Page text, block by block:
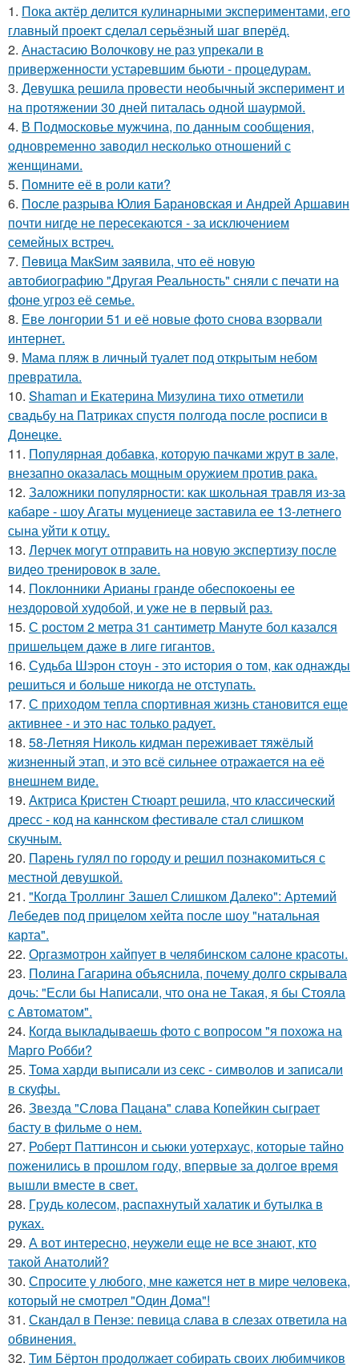
1. Пока актёр делится кулинарными экспериментами, его
главный проект сделал серьёзный шаг вперёд.
2. Анастасию Волочкову не раз упрекали в
приверженности устаревшим бьюти - процедурам.
3. Девушка решила провести необычный эксперимент и
на протяжении 30 дней питалась одной шаурмой.
4. В Подмосковье мужчина, по данным сообщения,
одновременно заводил несколько отношений с
женщинами.
5. Помните её в роли кати?
6. После разрыва Юлия Барановская и Андрей Аршавин
почти нигде не пересекаются - за исключением
семейных встреч.
7. Пeвица MакSим заявила, что её новую
автобиографию "Другая Реальность" сняли с печати на
фоне угроз её семье.
8. Еве лонгории 51 и её новые фото снова взорвали
интернет.
9. Мама пляж в личный туалет под открытым небом
превратила.
10. Shaman и Екатерина Мизулина тихо отметили
свадьбу на Патриках спустя полгода после росписи в
Донецке.
11. Популярная добавка, которую пачками жрут в зале,
внезапно оказалась мощным оружием против рака.
12. Заложники популярности: как школьная травля из-за
кабаре - шоу Агаты муцениеце заставила ее 13-летнего
сына уйти к отцу.
13. Лерчек могут отправить на новую экспертизу после
видео тренировок в зале.
14. Поклонники Арианы гранде обеспокоены ее
нездоровой худобой, и уже не в первый раз.
15. С ростом 2 метра 31 сантиметр Мануте бол казался
пришельцем даже в лиге гигантов.
16. Судьба Шэрон стоун - это история о том, как однажды
решиться и больше никогда не отступать.
17. С приходом тепла спортивная жизнь становится еще
активнее - и это нас только радует.
18. 58-Летняя Николь кидман переживает тяжёлый
жизненный этап, и это всё сильнее отражается на её
внешнем виде.
19. Актриса Кристен Стюарт решила, что классический
дресс - код на каннском фестивале стал слишком
скучным.
20. Парень гулял по городу и решил познакомиться с
местной девушкой.
21. "Когда Троллинг Зашел Слишком Далеко": Артемий
Лебедев под прицелом хейта после шоу "натальная
карта".
22. Оргазмотрон хайпует в челябинском салоне красоты.
23. Полина Гагарина объяснила, почему долго скрывала
дочь: "Если бы Написали, что она не Такая, я бы Стояла
с Автоматом".
24. Когда выкладываешь фото с вопросом "я похожа на
Марго Робби?
25. Тома харди выписали из секс - символов и записали
в скуфы.
26. Звезда "Слова Пацана" слава Копейкин сыграет
басту в фильме о нем.
27. Роберт Паттинсон и сьюки уотерхаус, которые тайно
поженились в прошлом году, впервые за долгое время
вышли вместе в свет.
28. Гpyдь колесом, распахнутый халатик и бутылка в
руках.
29. А вот интересно, неужели еще не все знают, кто
такой Анатолий?
30. Спросите у любого, мне кажется нет в мире человека,
который не смотрел "Один Дома"!
31. Скандал в Пензе: певица слава в слезах ответила на
обвинения.
32. Тим Бёртон продолжает собирать своих любимчиков